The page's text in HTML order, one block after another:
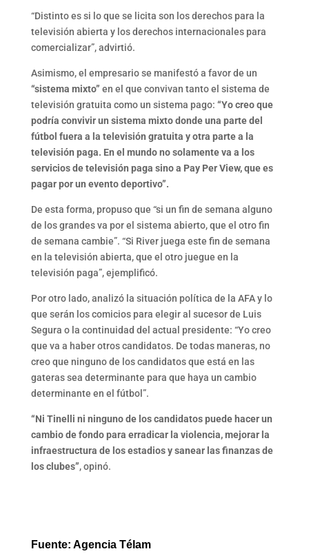
“Distinto es si lo que se licita son los derechos para la
televisión abierta y los derechos internacionales para
comercializar”, advirtió.
Asimismo, el empresario se manifestó a favor de un
“sistema mixto” en el que convivan tanto el sistema de
televisión gratuita como un sistema pago: “Yo creo que
podría convivir un sistema mixto donde una parte del
fútbol fuera a la televisión gratuita y otra parte a la
televisión paga. En el mundo no solamente va a los
servicios de televisión paga sino a Pay Per View, que es
pagar por un evento deportivo”.
De esta forma, propuso que “si un fin de semana alguno
de los grandes va por el sistema abierto, que el otro fin
de semana cambie”. “Si River juega este fin de semana
en la televisión abierta, que el otro juegue en la
televisión paga”, ejemplificó.
Por otro lado, analizó la situación política de la AFA y lo
que serán los comicios para elegir al sucesor de Luis
Segura o la continuidad del actual presidente: “Yo creo
que va a haber otros candidatos. De todas maneras, no
creo que ninguno de los candidatos que está en las
gateras sea determinante para que haya un cambio
determinante en el fútbol”.
“Ni Tinelli ni ninguno de los candidatos puede hacer un
cambio de fondo para erradicar la violencia, mejorar la
infraestructura de los estadios y sanear las finanzas de
los clubes”, opinó.
Fuente: Agencia Télam